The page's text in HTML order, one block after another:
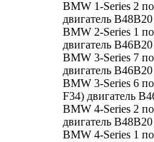
BMW 1-Series 2
двигатель
BMW 2-Series 1
двигатель
BMW 3-Series 7
двигатель
BMW 3-Series 6
F34) двигатель
BMW 4-Series 2
двигатель
BMW 4-Series 1